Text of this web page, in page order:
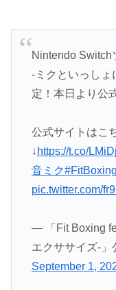
Nintendo Switch
-ミクといっしょ
定！本日より公
公式サイトはこ
↓ https://t.co/
音ミク#FitBoxing
pic.twitter.com/
— 「Fit Boxing
エクササイズ-
September 1,